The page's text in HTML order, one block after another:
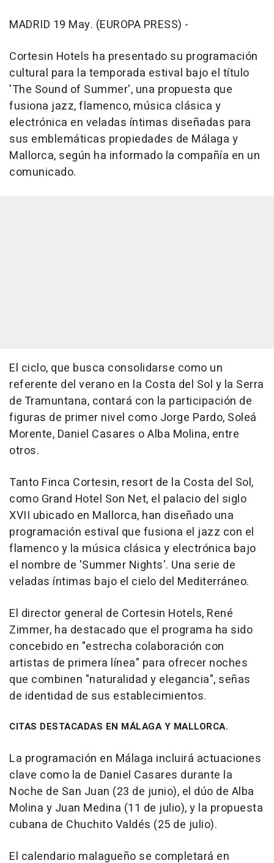
MADRID 19 May. (EUROPA PRESS) -
Cortesin Hotels ha presentado su programación
cultural para la temporada estival bajo el título
'The Sound of Summer', una propuesta que
fusiona jazz, flamenco, música clásica y
electrónica en veladas íntimas diseñadas para
sus emblemáticas propiedades de Málaga y
Mallorca, según ha informado la compañía en un
comunicado.
El ciclo, que busca consolidarse como un
referente del verano en la Costa del Sol y la Serra
de Tramuntana, contará con la participación de
figuras de primer nivel como Jorge Pardo, Soleá
Morente, Daniel Casares o Alba Molina, entre
otros.
Tanto Finca Cortesin, resort de la Costa del Sol,
como Grand Hotel Son Net, el palacio del siglo
XVII ubicado en Mallorca, han diseñado una
programación estival que fusiona el jazz con el
flamenco y la música clásica y electrónica bajo
el nombre de 'Summer Nights'. Una serie de
veladas íntimas bajo el cielo del Mediterráneo.
El director general de Cortesin Hotels, René
Zimmer, ha destacado que el programa ha sido
concebido en "estrecha colaboración con
artistas de primera línea" para ofrecer noches
que combinen "naturalidad y elegancia", señas
de identidad de sus establecimientos.
CITAS DESTACADAS EN MÁLAGA Y MALLORCA.
La programación en Málaga incluirá actuaciones
clave como la de Daniel Casares durante la
Noche de San Juan (23 de junio), el dúo de Alba
Molina y Juan Medina (11 de julio), y la propuesta
cubana de Chuchito Valdés (25 de julio).
El calendario malagueño se completará en